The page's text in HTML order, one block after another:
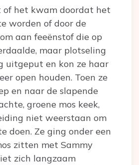
het kwam doordat het
worden of door de
aan feeënstof die op
maar plotseling
uitgeput en kon ze haar
open houden. Toen ze
en naar de slapende
groene mos keek,
niet weerstaan om
doen. Ze ging onder een
zitten met Sammy
zich langzaam